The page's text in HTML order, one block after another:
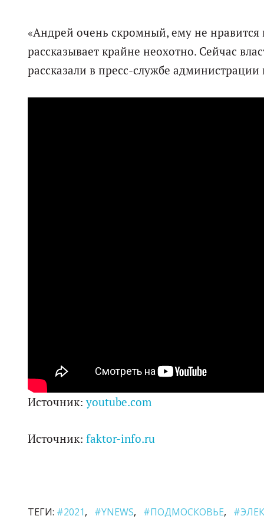
«Андрей очень скромный, ему не
рассказывает крайне неохотно. Сейчас
рассказали в пресс-службе администрации
Источник:youtube.com
Источник: faktor-info.ru
ТЕГИ: #2021 #YNEWS #ПОДМОСКОВЬЕ